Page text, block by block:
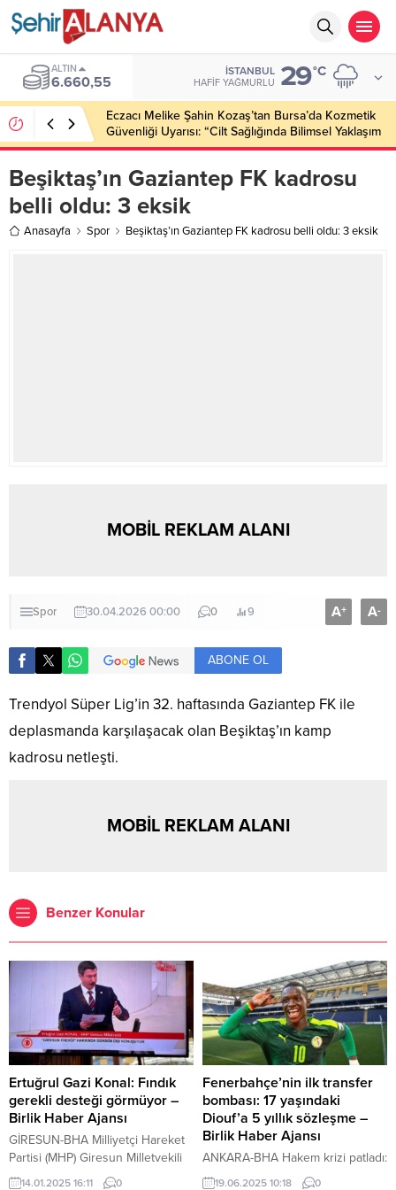
ALTIN
6.660,55
İSTANBUL
HAFIF YAĞMURLU 29°C
Eczacı Melike Şahin Kozaş’tan Bursa’da Kozmetik
Güvenliği Uyarısı: “Cilt Sağlığında Bilimsel Yaklaşım
ve Güvenilir Ürün Kullanımı Hayati Önem Taşıyor”
Beşiktaş’ın Gaziantep FK kadrosu
belli oldu: 3 eksik
Anasayfa Spor Beşiktaş’ın Gaziantep FK kadrosu belli oldu: 3 eksik
MOBİL REKLAM ALANI
Spor 30.04.2026 00:00 0 9 A+ A-
ABONE OL
Trendyol Süper Lig’in 32. haftasında Gaziantep FK ile
deplasmanda karşılaşacak olan Beşiktaş’ın kamp
kadrosu netleşti.
MOBİL REKLAM ALANI
Benzer Konular
Ertuğrul Gazi Konal: Fındık
gerekli desteği görmüyor –
Birlik Haber Ajansı
GİRESUN-BHA Milliyetçi Hareket
Partisi (MHP) Giresun Milletvekili
Ertuğrul Gazi Konal Türkiye
14.01.2025 16:11 0
Fenerbahçe’nin ilk transfer
bombası: 17 yaşındaki
Diouf’a 5 yıllık sözleşme –
Birlik Haber Ajansı
ANKARA-BHA Hakem krizi patladı:
Beşiktaş Yener Yılmaz’ı istemiyor
19.06.2025 10:18 0